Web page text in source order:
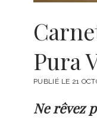
Pura
PUBLIÉ LE 21
Ne rêvez